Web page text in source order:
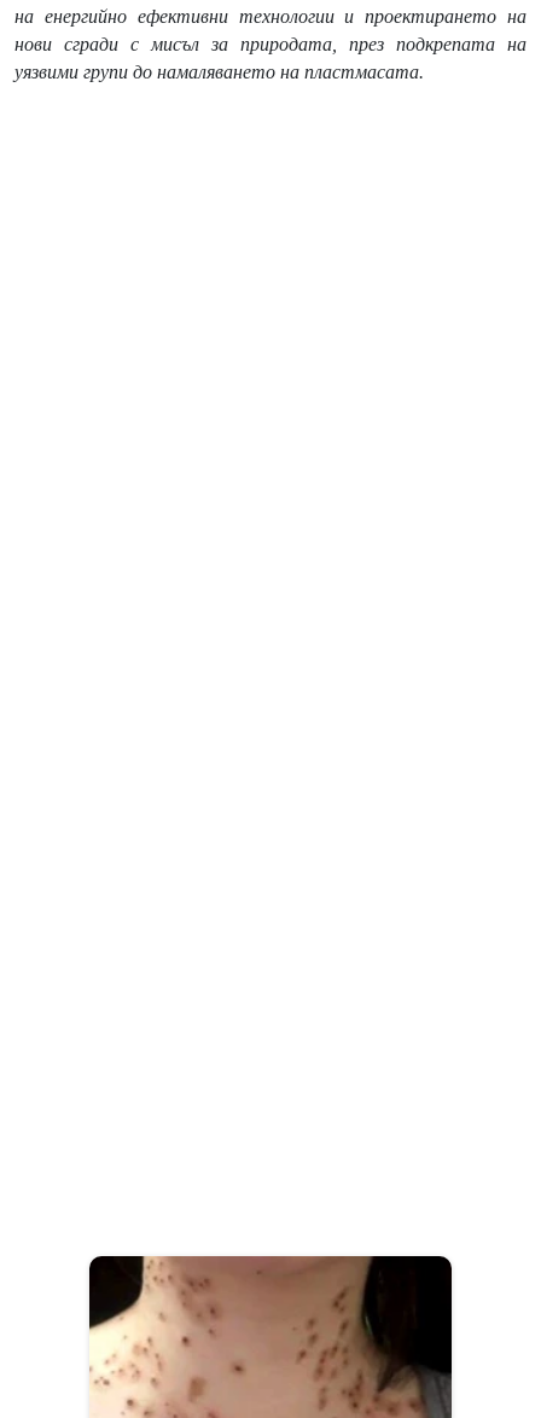
на енергийно ефективни технологии и проектирането на
нови сгради с мисъл за природата, през подкрепата на
уязвими групи до намаляването на пластмасата.